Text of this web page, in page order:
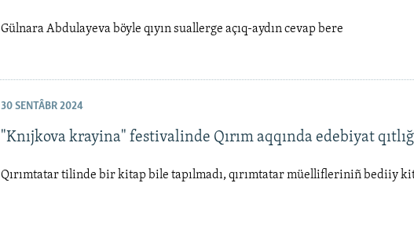
Gülnara Abdulayeva böyle qıyın suallerge açıq-aydın cevap bere
30 SENTÂBR 2024
"Knıjkova krayina" festivalinde Qırım aqqında edebiyat
Qırımtatar tilinde bir kitap bile tapılmadı, qırımtatar müellifleriniñ bediiy